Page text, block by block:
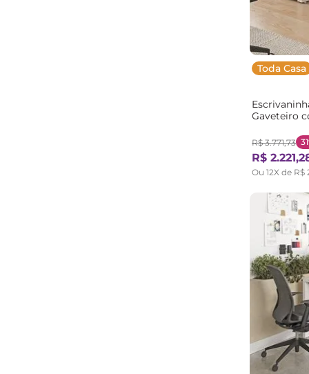
Toda Casa
Gaveteiro
Branco
R$ 3.771,73
R$ 2.221,
Ou 12X de R$